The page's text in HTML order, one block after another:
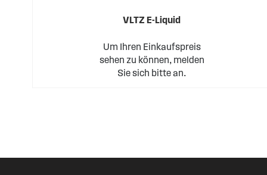
VLTZ E-Liquid
Um Ihren Einkaufspreis
sehen zu können, melden
Sie sich bitte an.